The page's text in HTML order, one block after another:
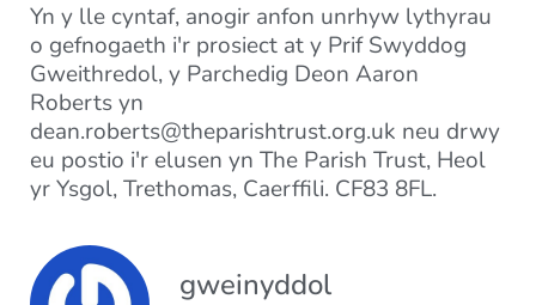
Yn y lle cyntaf, anogir anfon unrhyw lythyrau
o gefnogaeth i'r prosiect at y Prif Swyddog
Gweithredol, y Parchedig Deon Aaron
Roberts yn
dean.roberts@theparishtrust.org.uk neu drwy
eu postio i'r elusen yn The Parish Trust, Heol
yr Ysgol, Trethomas, Caerffili. CF83 8FL.
gweinyddol